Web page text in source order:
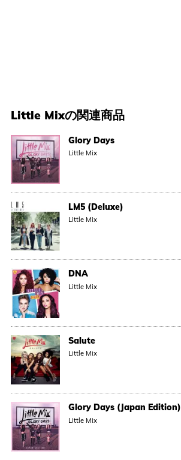
Little Mixの関連商品
Glory Days
Little Mix
LM5 (Deluxe)
Little Mix
DNA
Little Mix
Salute
Little Mix
Glory Days (Japan Edition)
Little Mix